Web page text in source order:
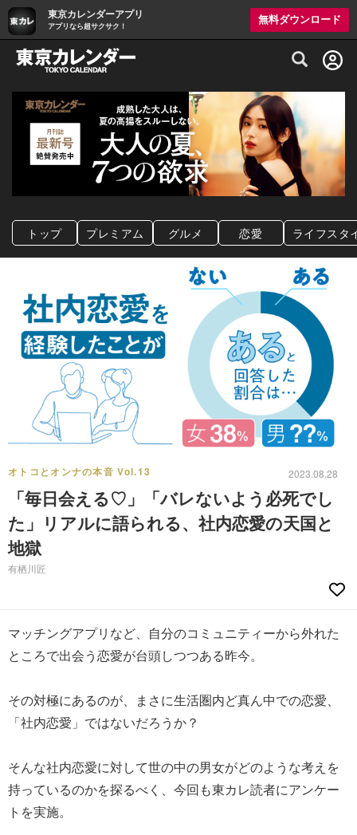
東京カレンダーアプリ
アプリなら超サクサク！
無料ダウンロード
グルメ情報・プレミアムレストラン予約
トップ プレミアム グルメ 恋愛 ライフスタ
オトコとオンナの本音 Vol.13 2023.08.28
「毎日会える♡」「バレないよう必死でし
た」リアルに語られる、社内恋愛の天国と
地獄
有栖川匠
マッチングアプリなど、自分のコミュニティーから外れた
ところで出会う恋愛が台頭しつつある昨今。
その対極にあるのが、まさに生活圏内ど真ん中での恋愛、
「社内恋愛」ではないだろうか？
そんな社内恋愛に対して世の中の男女がどのような考えを
持っているのかを探るべく、今回も東カレ読者にアンケー
トを実施。